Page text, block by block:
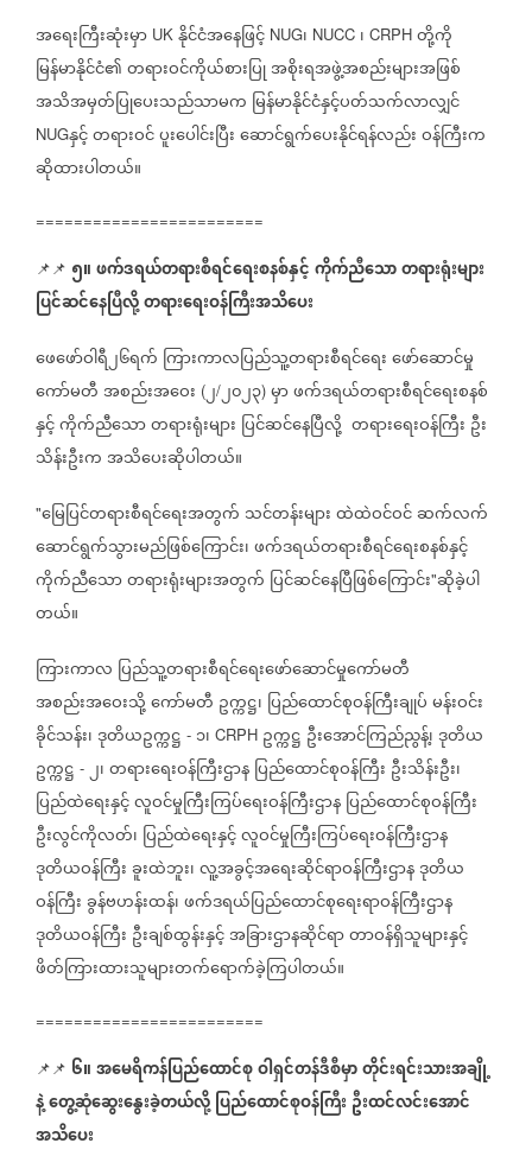
အရေးကြီးဆုံးမှာ UK နိုင်ငံအနေဖြင့် NUG၊ NUCC ၊ CRPH တို့ကို
မြန်မာနိုင်ငံ၏တရားဝင်ကိုယ်စားပြုအစိုးရအဖွဲ့အစည်းများအဖြစ်
အသိအမှတ်ပြုပေးသည်သာမက မြန်မာနိုင်ငံနှင့်ပတ်သက်လာလျှင်
NUGနှင့်တရားဝင်ပူးပေါင်းပြီးဆောင်ရွက်ပေးနိုင်ရန်လည်းဝန်ကြီးက
ဆိုထားပါတယ်။
========================
📌📌 ၅။ဖက်ဒရယ်တရားစီရင်‌ရေးစနစ်နှင့်ကိုက်ညီသောတရားရုံးများ
ပြင်ဆင်နေပြီလို့တရားရေးဝန်ကြီးအသိပေး
ဖေဖော်ဝါရီ၂၆ရက် ကြားကာလပြည်သူ့တရားစီရင်ရေးဖော်ဆောင်မှု
ကော်မတီအစည်းအဝေး (၂/၂၀၂၃) မှာဖက်ဒရယ်တရားစီရင်‌ရေးစနစ်
နှင့်ကိုက်ညီသောတရားရုံးများ ပြင်ဆင်နေပြီလို့ တရားရေးဝန်ကြီး ဦး
သိန်းဦးကအသိပေးဆိုပါတယ်။
"မြေပြင်တရားစီရင်ရေးအတွက် သင်တန်းများထဲထဲဝင်ဝင်ဆက်လက်
ဆောင်ရွက်သွားမည်ဖြစ်ကြောင်း၊ဖက်ဒရယ်တရားစီရင်‌ရေးစနစ်နှင့်
ကိုက်ညီသောတရားရုံးများအတွက် ပြင်ဆင်နေပြီဖြစ်ကြောင်း"ဆိုခဲ့ပါ
တယ်။
ကြားကာလ ပြည်သူ့တရားစီရင်ရေးဖော်ဆောင်မှုကော်မတီ
အစည်းအဝေးသို့ကော်မတီ ဥက္ကဋ္ဌ၊ ပြည်ထောင်စုဝန်ကြီးချုပ်မန်းဝင်း
ခိုင်သန်း၊ဒုတိယဥက္ကဋ္ဌ - ၁၊ CRPH ဥက္ကဋ္ဌ ဦးအောင်ကြည်ညွန့်၊ဒုတိယ
ဥက္ကဋ္ဌ - ၂၊တရားရေးဝန်ကြီးဌာနပြည်ထောင်စုဝန်ကြီး ဦးသိန်းဦး၊
ပြည်ထဲရေးနှင့်လူဝင်မှုကြီးကြပ်ရေးဝန်ကြီးဌာနပြည်ထောင်စုဝန်ကြီး
ဦးလွင်ကိုလတ်၊ ပြည်ထဲရေးနှင့်လူဝင်မှုကြီးကြပ်ရေးဝန်ကြီးဌာန
ဒုတိယဝန်ကြီးခူးထဲဘူး၊လူ့အခွင့်အရေးဆိုင်ရာဝန်ကြီးဌာနဒုတိယ
ဝန်ကြီးခွန်ဗဟန်းထန်၊ဖက်ဒရယ်ပြည်ထောင်စုရေးရာဝန်ကြီးဌာန
ဒုတိယဝန်ကြီး ဦးချစ်ထွန်းနှင့်အခြားဌာနဆိုင်ရာတာဝန်ရှိသူများနှင့်
ဖိတ်ကြားထားသူများတက်ရောက်ခဲ့ကြပါတယ်။
========================
📌📌 ၆။အမေရိကန်ပြည်ထောင်စုဝါရှင်တန်ဒီစီမှာတိုင်းရင်းသားအချို့
နဲ့တွေ့ဆုံဆွေးနွေးခဲ့တယ်လို့ပြည်ထောင်စုဝန်ကြီး ဦးထင်လင်းအောင်
အသိပေး